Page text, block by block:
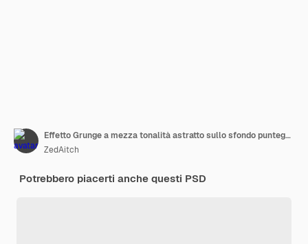
Effetto Grunge a mezza tonalità astratto sullo sfondo punteggiato in bianco e nero
ZedAitch
Potrebbero piacerti anche questi PSD